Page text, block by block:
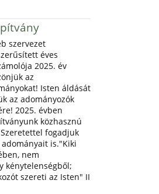
szervezet
éves
2025. év
az
Isten áldását
az adományozók
2025. évben
közhasznú
fogadjuk
adományait is."Kiki
nem
kénytelenségből;
szereti az Isten" II